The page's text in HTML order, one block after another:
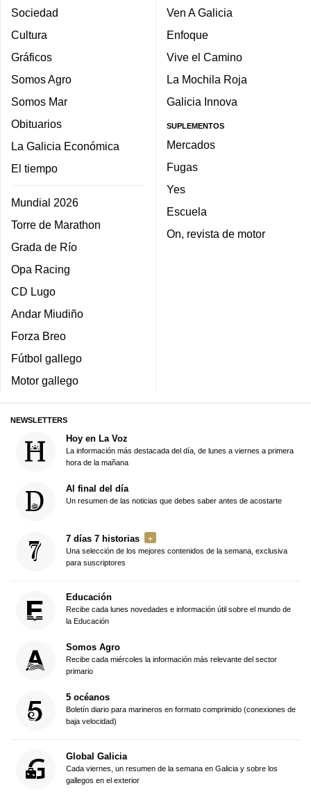
Sociedad
Cultura
Gráficos
Somos Agro
Somos Mar
Obituarios
La Galicia Económica
El tiempo
Mundial 2026
Torre de Marathon
Grada de Río
Opa Racing
CD Lugo
Andar Miudiño
Forza Breo
Fútbol gallego
Motor gallego
Ven A Galicia
Enfoque
Vive el Camino
La Mochila Roja
Galicia Innova
SUPLEMENTOS
Mercados
Fugas
Yes
Escuela
On, revista de motor
NEWSLETTERS
Hoy en La Voz
La información más destacada del día, de lunes a viernes a primera
hora de la mañana
Al final del día
Un resumen de las noticias que debes saber antes de acostarte
7 días 7 historias
Una selección de los mejores contenidos de la semana, exclusiva
para suscriptores
Educación
Recibe cada lunes novedades e información útil sobre el mundo de
la Educación
Somos Agro
Recibe cada miércoles la información más relevante del sector
primario
5 océanos
Boletín diario para marineros en formato comprimido (conexiones de
baja velocidad)
Global Galicia
Cada viernes, un resumen de la semana en Galicia y sobre los
gallegos en el exterior